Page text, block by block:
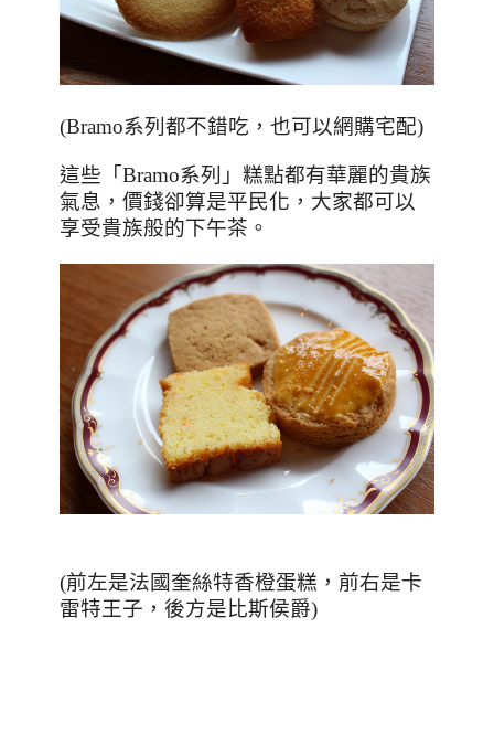
(Bramo系列都不錯吃，也可以網購宅配)
這些「Bramo系列」糕點都有華麗的貴族
氣息，價錢卻算是平民化，大家都可以
享受貴族般的下午茶。
(前左是法國奎絲特香橙蛋糕，前右是卡
雷特王子，後方是比斯侯爵)